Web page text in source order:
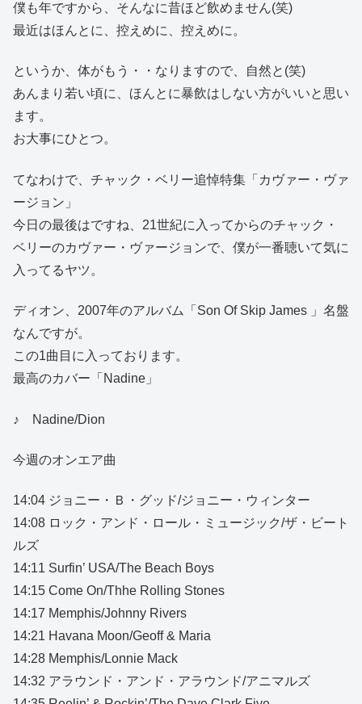
僕も年ですから、そんなに昔ほど飲めません(笑)
最近はほんとに、控えめに、控えめに。
というか、体がもう・・なりますので、自然と(笑)
あんまり若い頃に、ほんとに暴飲はしない方がいいと思い
ます。
お大事にひとつ。
てなわけで、チャック・ベリー追悼特集「カヴァー・ヴァ
ージョン」
今日の最後はですね、21世紀に入ってからのチャック・
ベリーのカヴァー・ヴァージョンで、僕が一番聴いて気に
入ってるヤツ。
ディオン、2007年のアルバム「Son Of Skip James 」名盤
なんですが。
この1曲目に入っております。
最高のカバー「Nadine」
♪ Nadine/Dion
今週のオンエア曲
14:04 ジョニー・Ｂ・グッド/ジョニー・ウィンター
14:08 ロック・アンド・ロール・ミュージック/ザ・ビート
ルズ
14:11 Surfin’ USA/The Beach Boys
14:15 Come On/Thhe Rolling Stones
14:17 Memphis/Johnny Rivers
14:21 Havana Moon/Geoff & Maria
14:28 Memphis/Lonnie Mack
14:32 アラウンド・アンド・アラウンド/アニマルズ